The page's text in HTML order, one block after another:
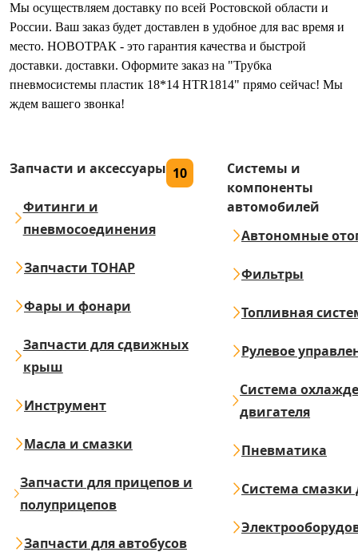
Мы осуществляем доставку по всей Ростовской области и
России. Ваш заказ будет доставлен в удобное для вас время и
место. НОВОТРАК - это гарантия качества и быстрой
доставки. доставки. Оформите заказ на "Трубка
пневмосистемы пластик 18*14 HTR1814" прямо сейчас! Мы
ждем вашего звонка!
Запчасти и аксессуары 10
Фитинги и
пневмосоединения
Запчасти ТОНАР
Фары и фонари
Запчасти для сдвижных
крыш
Инструмент
Масла и смазки
Запчасти для прицепов и
полуприцепов
Запчасти для автобусов
Системы и
компоненты
автомобилей
Автономные
Фильтры
Топливная
Рулевое
Система
двигателя
Пневматика
Система смазки